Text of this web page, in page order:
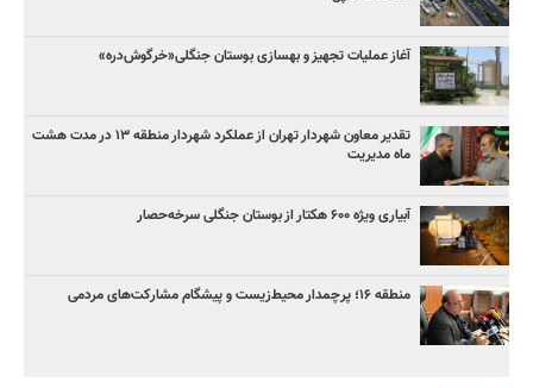
آغاز عملیات تجهیز و بهسازی بوستان جنگلی«خرگوش‌دره»
تقدیر معاون شهردار تهران از عملکرد شهردار منطقه ۱۳ در مدت هشت
ماه مدیریت
آبیاری ویژه ۶۰۰ هکتار از بوستان جنگلی سرخه‌حصار
منطقه ۱۶؛ پرچمدار محیط‌زیست و پیشگام مشارکت‌های مردمی